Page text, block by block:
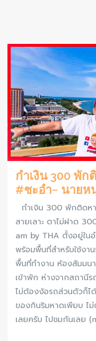
กำเงิน 300 พั
#ชะอำ~ นายห
กำเงิน 300 พักติดห
สายเลาะ ตาไม่ฝาด
am by THA ตั้งอยู่ในอ
พร้อมพื้นที่สำหรับใช้งา
พื้นที่ทำงาน ห้องสัมมน
เข้าพัก ห่างจากสถานี
ไม่ต้องง้อรถส่วนตัวก็ไ
ของกินริมหาดเพียบ ไ
เลยครับ ไปชมกันเลย